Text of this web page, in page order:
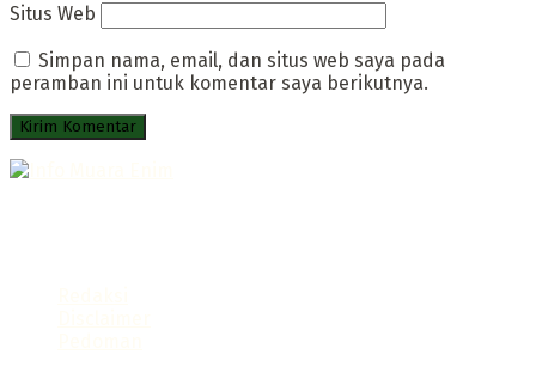
Situs Web
Simpan nama, email, dan situs web saya pada
peramban ini untuk komentar saya berikutnya.